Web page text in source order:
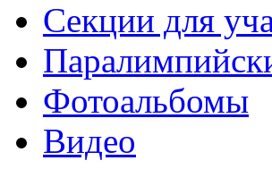
Секции для
Фотоальбомы
Видео